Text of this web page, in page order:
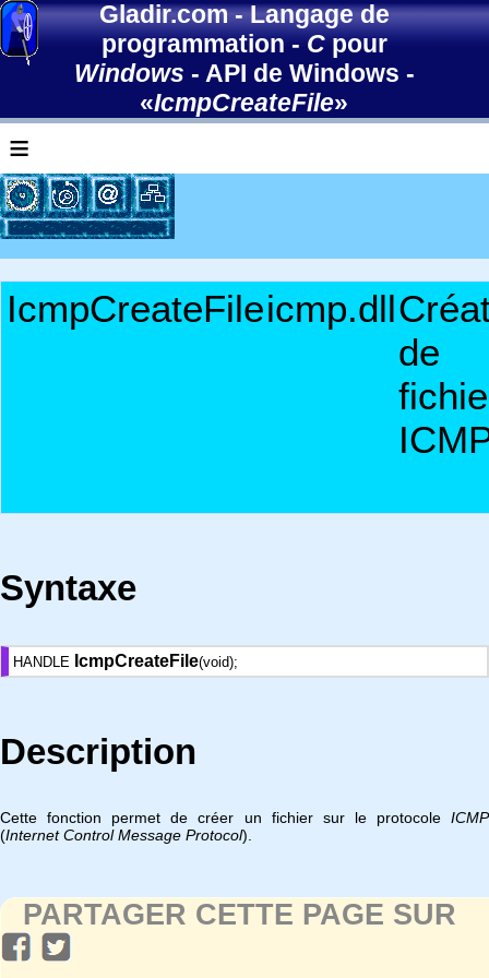
Gladir.com-Langage de
programmation-Cpour
Windows - API de Windows -
«IcmpCreateFile»
≡
IcmpCreateFileicmp.dll
de
Syntaxe
HANDLE IcmpCreateFile(void);
Description
Cette fonction permet de créer un fichier sur le protocole ICMP
(Internet Control Message Protocol).
PARTAGER CETTE PAGE SUR